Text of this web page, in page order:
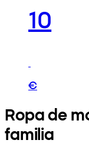
10
€
Ropa de
familia